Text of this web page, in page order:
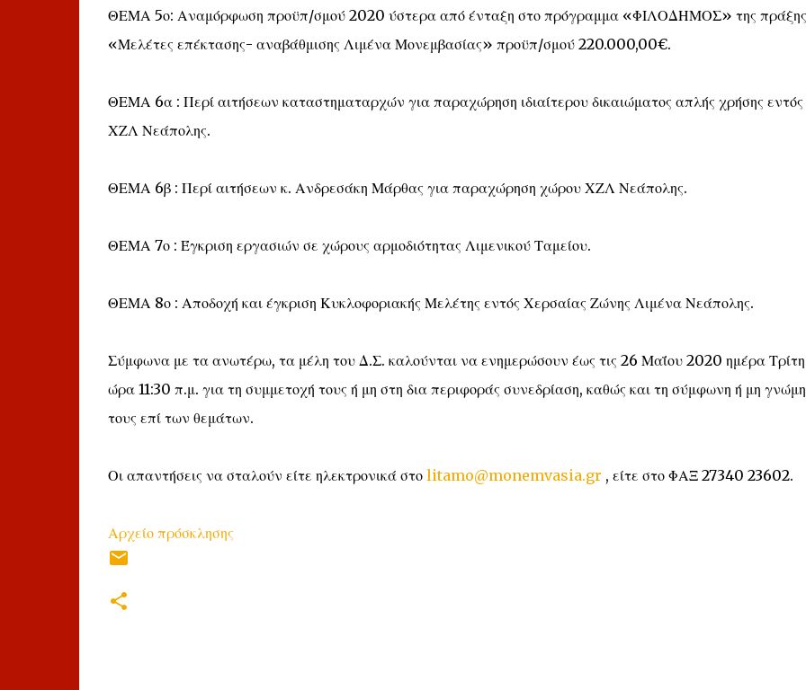
ΘΕΜΑ 5ο: Αναμόρφωση προϋπ/σμού 2020 ύστερα από ένταξη στο πρόγραμμα «ΦΙΛΟΔΗΜΟΣ» της πράξης
«Μελέτες επέκτασης- αναβάθμισης Λιμένα Μονεμβασίας» προϋπ/σμού 220.000,00€.
ΘΕΜΑ 6α : Περί αιτήσεων καταστηματαρχών για παραχώρηση ιδιαίτερου δικαιώματος απλής χρήσης εντός
ΧΖΛ Νεάπολης.
ΘΕΜΑ 6β : Περί αιτήσεων κ. Ανδρεσάκη Μάρθας για παραχώρηση χώρου ΧΖΛ Νεάπολης.
ΘΕΜΑ 7ο : Έγκριση εργασιών σε χώρους αρμοδιότητας Λιμενικού Ταμείου.
ΘΕΜΑ 8ο : Αποδοχή και έγκριση Κυκλοφοριακής Μελέτης εντός Χερσαίας Ζώνης Λιμένα Νεάπολης.
Σύμφωνα με τα ανωτέρω, τα μέλη του Δ.Σ. καλούνται να ενημερώσουν έως τις 26 Μαΐου 2020 ημέρα Τρίτη
ώρα 11:30 π.μ. για τη συμμετοχή τους ή μη στη δια περιφοράς συνεδρίαση, καθώς και τη σύμφωνη ή μη γνώμη
τους επί των θεμάτων.
Οι απαντήσεις να σταλούν είτε ηλεκτρονικά στο litamo@monemvasia.gr , είτε στο ΦΑΞ 27340 23602.
Αρχείο πρόσκλησης